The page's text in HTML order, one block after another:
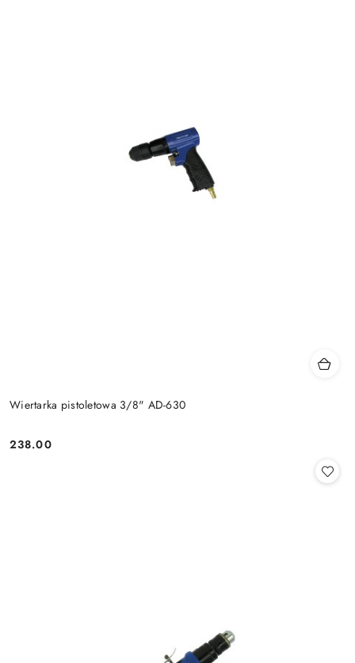
Wiertarka pistoletowa 3/8" AD-630
Cena:
238.00